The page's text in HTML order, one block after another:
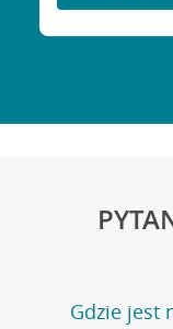
Gdzie jest